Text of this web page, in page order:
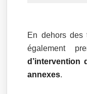
En dehors des
également
d’intervention
annexes.